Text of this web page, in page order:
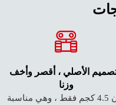
الأصلي ، أقصر وأخف
وزنا
تزن 4.5 كجم فقط ، وهي مناسبة